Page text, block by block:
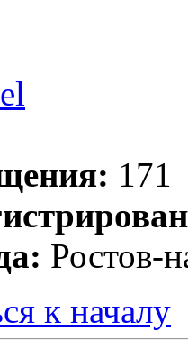
171
Ростов-
к началу